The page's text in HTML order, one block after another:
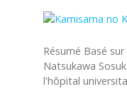
Résumé Basé
Natsukawa
l'hôpital